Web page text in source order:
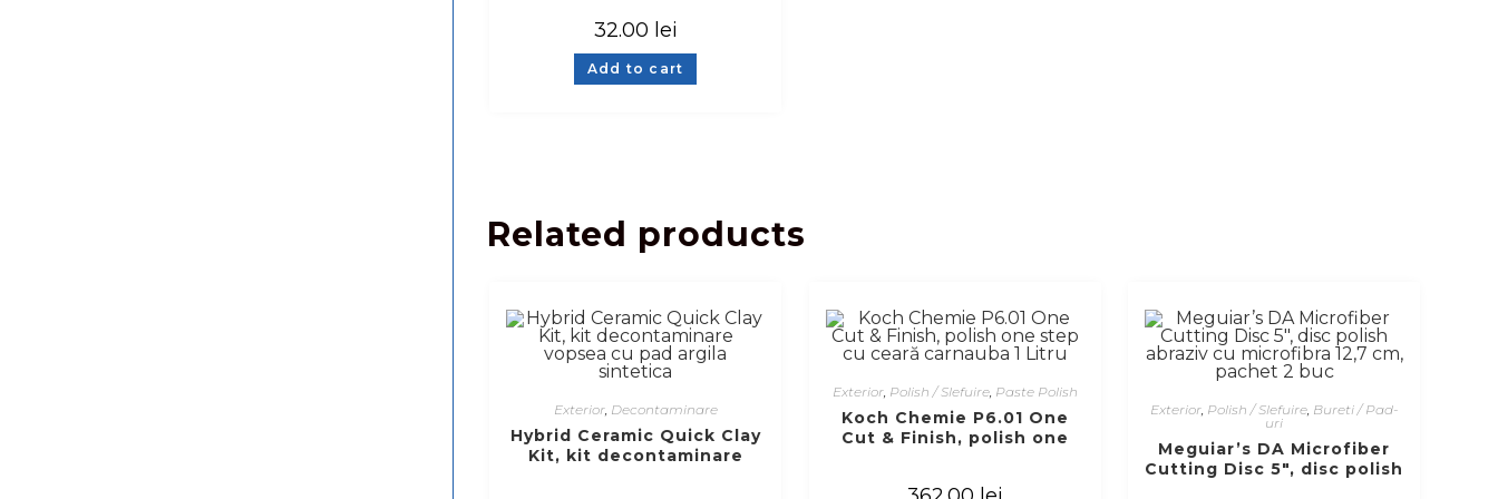
32.00 lei
Add to cart
Related products
Exterior, Decontaminare
Hybrid Ceramic Quick Clay
Kit, kit decontaminare
Exterior, Polish / Slefuire, Paste Polish
Koch Chemie P6.01 One
Cut & Finish, polish one
Exterior, Polish / Slefuire, Bureti / Pad-
uri
Meguiar’s DA Microfiber
Cutting Disc 5″, disc polish